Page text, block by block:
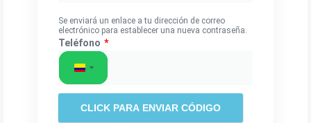
Se enviará un enlace a tu dirección de correo
electrónico para establecer una nueva contraseña.
Teléfono *
Colombia +57
Colombia +57